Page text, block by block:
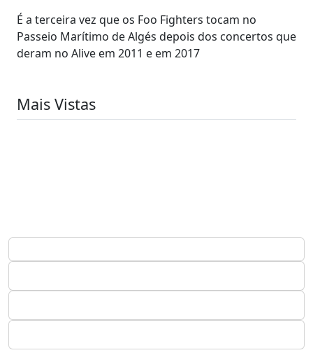
É a terceira vez que os Foo Fighters tocam no
Passeio Marítimo de Algés depois dos concertos que
deram no Alive em 2011 e em 2017
Mais Vistas